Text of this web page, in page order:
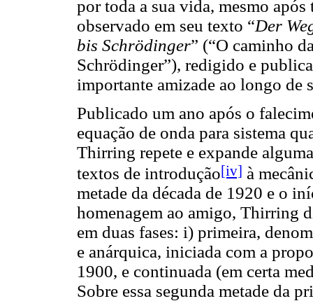
por toda a sua vida, mesmo
observado em seu texto “Der
bis Schrödinger” (“O caminho
Schrödinger”), redigido e
importante amizade ao longo
Publicado um ano após o
equação de onda para sistema
Thirring repete e expande
textos de introdução[iv] à
metade da década de 1920 e o
homenagem ao amigo, Thirring
em duas fases: i) primeira,
e anárquica, iniciada com a
1900, e continuada (em certa
Sobre essa segunda metade da